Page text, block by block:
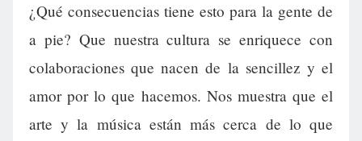
¿Qué consecuencias tiene esto para la gente de
a pie? Que nuestra cultura se enriquece con
colaboraciones que nacen de la sencillez y el
amor por lo que hacemos. Nos muestra que el
arte y la música están más cerca de lo que